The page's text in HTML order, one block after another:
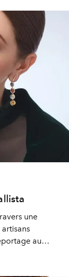
une
artisans
au